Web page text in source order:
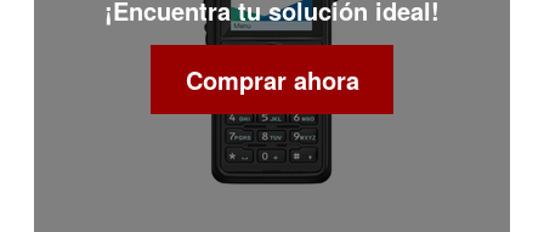
¡Encuentra tu solución ideal!
Comprar ahora